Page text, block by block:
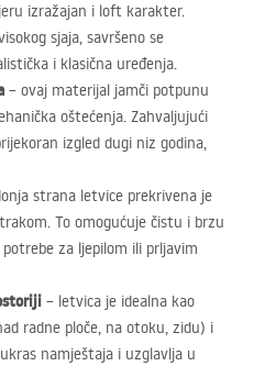
izražajan i loft karakter.
sjaja, savršeno se
i klasična uređenja.
– ovaj materijal jamči potpunu
oštećenja. Zahvaljujući
izgled dugi niz godina,
strana letvice prekrivena je
To omogućuje čistu i brzu
za ljepilom ili prljavim
– letvica je idealna kao
radne ploče, na otoku, zidu) i
namještaja i uzglavlja u